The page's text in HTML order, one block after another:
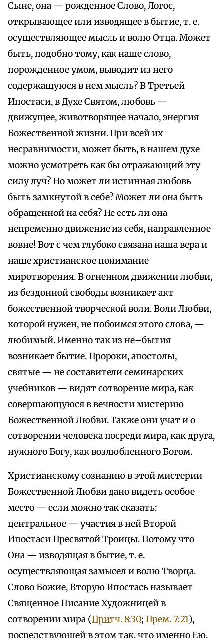
Сыне, она — рожденное Слово, Логос,
открывающее или изводящее в бытие, т. е.
осуществляющее мысль и волю Отца. Может
быть, подобно тому, как наше слово,
порожденное умом, выводит из него
содержащуюся в нем мысль? В Третьей
Ипостаси, в Духе Святом, любовь —
движущее, животворящее начало, энергия
Божественной жизни. При всей их
несравнимости, может быть, в нашем духе
можно усмотреть как бы отражающий эту
силу луч? Но может ли истинная любовь
быть замкнутой в себе? Может ли она быть
обращенной на себя? Не есть ли она
непременно движение из себя, направленное
вовне! Вот с чем глубоко связана наша вера и
наше христианское понимание
миротворения. В огненном движении любви,
из бездонной свободы возникает акт
божественной творческой воли. Воли Любви,
которой нужен, не побоимся этого слова, —
любимый. Именно так из не–бытия
возникает бытие. Пророки, апостолы,
святые — не составители семинарских
учебников — видят сотворение мира, как
совершающуюся в вечности мистерию
Божественной Любви. Также они учат и о
сотворении человека посреди мира, как друга,
нужного Богу, как возлюбленного Богом.
Христианскому сознанию в этой мистерии
Божественной Любви дано видеть особое
место — если можно так сказать:
центральное — участия в ней Второй
Ипостаси Пресвятой Троицы. Потому что
Она — изводящая в бытие, т. е.
осуществляющая замысел и волю Творца.
Слово Божие, Вторую Ипостась называет
Священное Писание Художницей в
сотворении мира (Притч. 8:30; Прем. 7:21),
посредствующей в этом так, что именно Ею,